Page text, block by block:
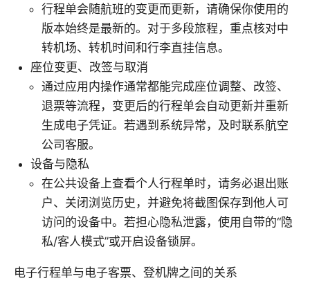
行程单会随航班的变更而更新，请确保你使用的
版本始终是最新的。对于多段旅程，重点核对中
转机场、转机时间和行李直挂信息。
座位变更、改签与取消
通过应用内操作通常都能完成座位调整、改签、
退票等流程，变更后的行程单会自动更新并重新
生成电子凭证。若遇到系统异常，及时联系航空
公司客服。
设备与隐私
在公共设备上查看个人行程单时，请务必退出账
户、关闭浏览历史，并避免将截图保存到他人可
访问的设备中。若担心隐私泄露，使用自带的“隐
私/客人模式”或开启设备锁屏。
电子行程单与电子客票、登机牌之间的关系